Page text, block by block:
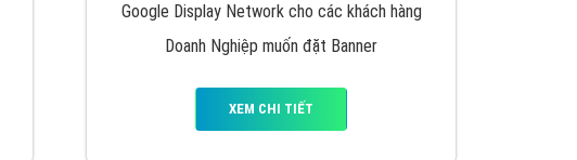
Google Display Network cho các khách hàng
Doanh Nghiệp muốn đặt Banner
XEM CHI TIẾT